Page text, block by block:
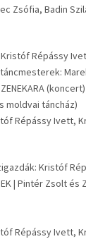
Zsófia, Badin
Kristóf Répássy
ZENEKARA (koncert)
moldvai táncház)
Répássy Ivett,
Kristóf
| Pintér Zsolt
Répássy Ivett,